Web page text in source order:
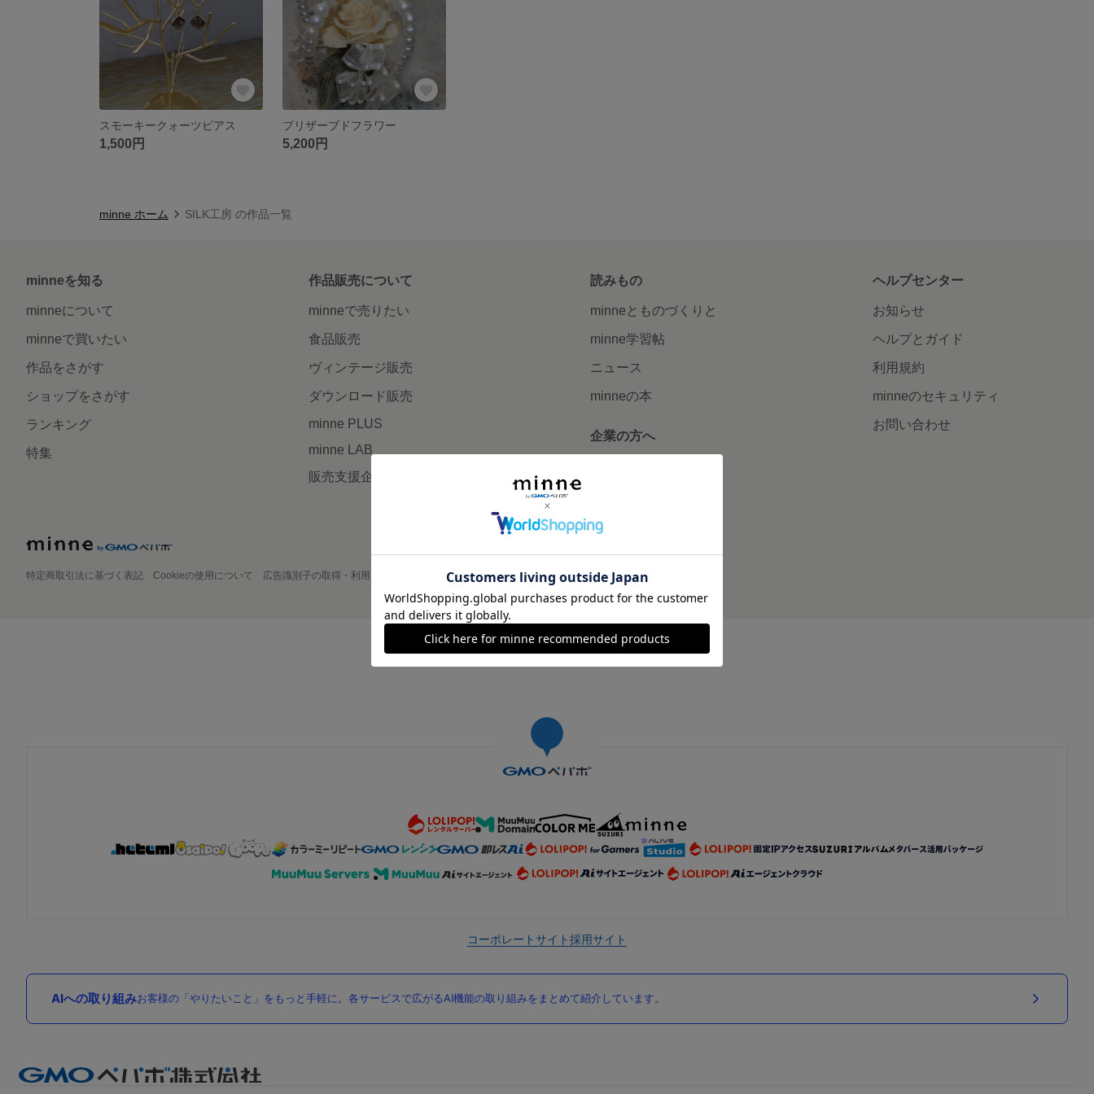
スモーキークォーツピアス
1,500円
プリザーブドフラワー
5,200円
minne ホーム SILK工房 の作品一覧
minneを知る
minneについて
minneで買いたい
作品をさがす
ショップをさがす
ランキング
特集
作品販売について
minneで売りたい
食品販売
ヴィンテージ販売
ダウンロード販売
minne PLUS
minne LAB
販売支援企画・イベント
読みもの
minneとものづくりと
minne学習帖
ニュース
minneの本
企業の方へ
ヘルプセンター
お知らせ
ヘルプとガイド
利用規約
minneのセキュリティ
お問い合わせ
特定商取引法に基づく表記 Cookieの使用について 広告識別子の取得・利用 プライバシーポリシー 会社概要 採用情報 メディアキット
©GMO Pepabo, Inc. All rights reserved.
コーポレートサイト採用サイト
AIへの取り組みお客様の「やりたいこと」をもっと手軽に。各サービスで広がるAI機能の取り組みをまとめて紹介しています。